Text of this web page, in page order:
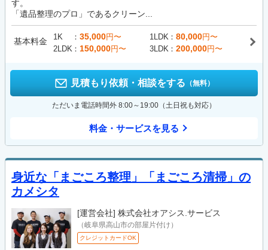
す。
「遺品整理のプロ」であるクリーン...
基本料金 1K 35,000円〜 1LDK 80,000円〜
2LDK
150,000円〜 3LDK 200,000円〜
見積もり依頼・相談をする （無料）
ただいま電話時間外 8:00～19:00（土日祝も対応）
料金・サービスを見る
身近な「まごころ整理」「まごころ清掃」の
カメシタ
[運営会社] 株式会社オアシス.サービス
（岐阜県高山市の部屋片付け）
クレジットカードOK